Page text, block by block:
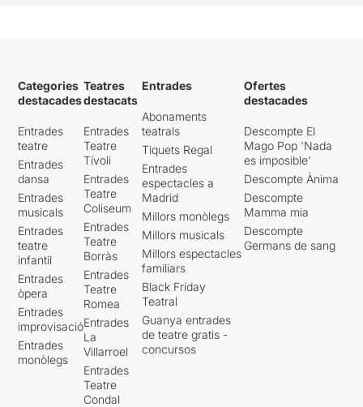
Categories
destacades
Entrades
teatre
Entrades
dansa
Entrades
musicals
Entrades
teatre
infantil
Entrades
òpera
Entrades
improvisació
Entrades
monòlegs
Teatres
destacats
Entrades
Teatre
Tívoli
Entrades
Teatre
Coliseum
Entrades
Teatre
Borràs
Entrades
Teatre
Romea
Entrades
La
Villarroel
Entrades
Teatre
Condal
Entrades
Abonaments
teatrals
Tiquets Regal
Entrades
espectacles a
Madrid
Millors monòlegs
Millors musicals
Millors espectacles
familiars
Black Friday
Teatral
Guanya entrades
de teatre gratis -
concursos
Ofertes
destacades
Descompte El
Mago Pop 'Nada
es imposible'
Descompte Ànima
Descompte
Mamma mia
Descompte
Germans de sang